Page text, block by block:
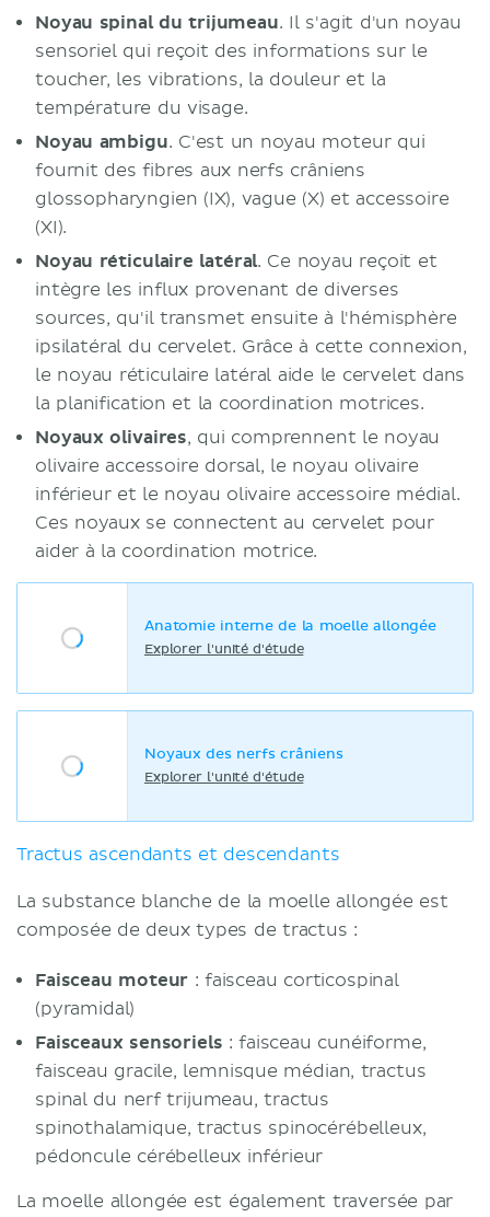
Noyau spinal du trijumeau. Il s'agit d'un noyau
sensoriel qui reçoit des informations sur le
toucher, les vibrations, la douleur et la
température du visage.
Noyau ambigu. C'est un noyau moteur qui
fournit des fibres aux nerfs crâniens
glossopharyngien (IX), vague (X) et accessoire
(XI).
Noyau réticulaire latéral. Ce noyau reçoit et
intègre les influx provenant de diverses
sources, qu'il transmet ensuite à l'hémisphère
ipsilatéral du cervelet. Grâce à cette connexion,
le noyau réticulaire latéral aide le cervelet dans
la planification et la coordination motrices.
Noyaux olivaires, qui comprennent le noyau
olivaire accessoire dorsal, le noyau olivaire
inférieur et le noyau olivaire accessoire médial.
Ces noyaux se connectent au cervelet pour
aider à la coordination motrice.
Anatomie interne de la moelle allongée
Explorer l'unité d'étude
Noyaux des nerfs crâniens
Explorer l'unité d'étude
Tractus ascendants et descendants
La substance blanche de la moelle allongée est
composée de deux types de tractus :
Faisceau moteur : faisceau corticospinal
(pyramidal)
Faisceaux sensoriels : faisceau cunéiforme,
faisceau gracile, lemnisque médian, tractus
spinal du nerf trijumeau, tractus
spinothalamique, tractus spinocérébelleux,
pédoncule cérébelleux inférieur
La moelle allongée est également traversée par